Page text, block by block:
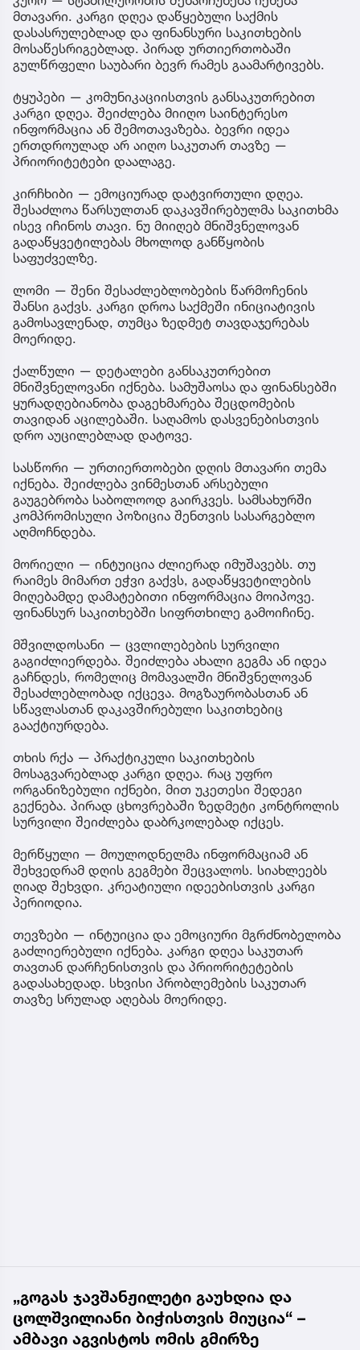
მთავარი. კარგი დღეა დაწყებული საქმის
დასასრულებლად და ფინანსური საკითხების
მოსაწესრიგებლად. პირად ურთიერთობაში
გულწრფელი საუბარი ბევრ რამეს გაამარტივებს.
ტყუპები — კომუნიკაციისთვის განსაკუთრებით
კარგი დღეა. შეიძლება მიიღო საინტერესო
ინფორმაცია ან შემოთავაზება. ბევრი იდეა
ერთდროულად არ აიღო საკუთარ თავზე —
პრიორიტეტები დაალაგე.
კირჩხიბი — ემოციურად დატვირთული დღეა.
შესაძლოა წარსულთან დაკავშირებულმა საკითხმა
ისევ იჩინოს თავი. ნუ მიიღებ მნიშვნელოვან
გადაწყვეტილებას მხოლოდ განწყობის
საფუძველზე.
ლომი — შენი შესაძლებლობების წარმოჩენის
შანსი გაქვს. კარგი დროა საქმეში ინიციატივის
გამოსავლენად, თუმცა ზედმეტ თავდაჯერებას
მოერიდე.
ქალწული — დეტალები განსაკუთრებით
მნიშვნელოვანი იქნება. სამუშაოსა და ფინანსებში
ყურადღებიანობა დაგეხმარება შეცდომების
თავიდან აცილებაში. საღამოს დასვენებისთვის
დრო აუცილებლად დატოვე.
სასწორი — ურთიერთობები დღის მთავარი თემა
იქნება. შეიძლება ვინმესთან არსებული
გაუგებრობა საბოლოოდ გაირკვეს. სამსახურში
კომპრომისული პოზიცია შენთვის სასარგებლო
აღმოჩნდება.
მორიელი — ინტუიცია ძლიერად იმუშავებს. თუ
რაიმეს მიმართ ეჭვი გაქვს, გადაწყვეტილების
მიღებამდე დამატებითი ინფორმაცია მოიპოვე.
ფინანსურ საკითხებში სიფრთხილე გამოიჩინე.
მშვილდოსანი — ცვლილებების სურვილი
გაგიძლიერდება. შეიძლება ახალი გეგმა ან იდეა
გაჩნდეს, რომელიც მომავალში მნიშვნელოვან
შესაძლებლობად იქცევა. მოგზაურობასთან ან
სწავლასთან დაკავშირებული საკითხებიც
გააქტიურდება.
თხის რქა — პრაქტიკული საკითხების
მოსაგვარებლად კარგი დღეა. რაც უფრო
ორგანიზებული იქნები, მით უკეთესი შედეგი
გექნება. პირად ცხოვრებაში ზედმეტი კონტროლის
სურვილი შეიძლება დაბრკოლებად იქცეს.
მერწყული — მოულოდნელმა ინფორმაციამ ან
შეხვედრამ დღის გეგმები შეცვალოს. სიახლეებს
ღიად შეხვდი. კრეატიული იდეებისთვის კარგი
პერიოდია.
თევზები — ინტუიცია და ემოციური მგრძნობელობა
გაძლიერებული იქნება. კარგი დღეა საკუთარ
თავთან დარჩენისთვის და პრიორიტეტების
გადასახედად. სხვისი პრობლემების საკუთარ
თავზე სრულად აღებას მოერიდე.
„გოგას ჯავშანჟილეტი გაუხდია და
ცოლშვილიანი ბიჭისთვის მიუცია“ –
ამბავი აგვისტოს ომის გმირზე